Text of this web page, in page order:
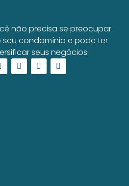
não precisa se preocupar
condomínio e pode ter
seus negócios.